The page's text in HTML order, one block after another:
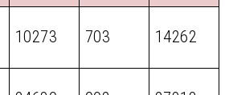
10273 703 14262